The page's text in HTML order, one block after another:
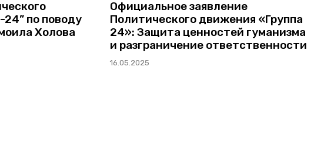
по поводу
Холова
Официальное заявление
Политического движения «Группа
24»: Защита ценностей гуманизма
и разграничение ответственности
16.05.2025